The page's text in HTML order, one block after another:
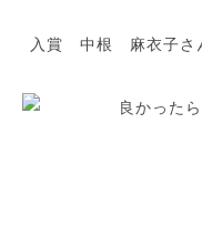
入賞 中根 麻衣子さ